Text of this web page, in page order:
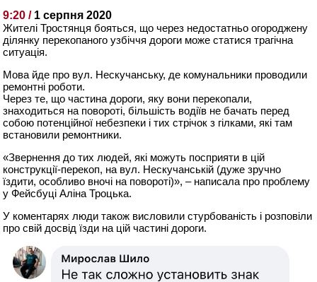
9:20 / 1 серпня 2020
Жителі Тростянця бояться, що через недостатньо огороджену
ділянку перекопаного узбіччя дороги може статися трагічна
ситуація.
Мова йде про вул. Нескучанську, де комунальники проводили
ремонтні роботи.
Через те, що частина дороги, яку вони перекопали,
знаходиться на повороті, більшість водіїв не бачать перед
собою потенційної небезпеки і тих стрічок з гілками, які там
встановили ремонтники.
«Звернення до тих людей, які можуть посприяти в цій
конструкції-перекоп, на вул. Нескучанській (дуже зручно
їздити, особливо вночі на повороті)», – написала про проблему
у Фейсбуці Аліна Троцька.
У коментарях люди також висловили стурбованість і розповіли
про свій досвід їзди на цій частині дороги.